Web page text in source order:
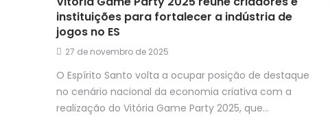
instituições para fortalecer a indústria de
jogos no ES
27 de novembro de 2025
O Espírito Santo volta a ocupar posição de destaque
no cenário nacional da economia criativa com a
realização do Vitória Game Party 2025, que...